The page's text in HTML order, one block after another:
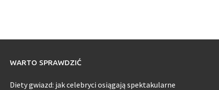
WARTO SPRAWDZIĆ
Diety gwiazd: jak celebryci osiągają spektakularne